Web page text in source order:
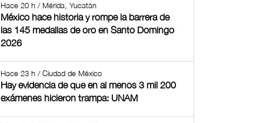
Hace 20 h / Mérida, Yucatán
México hace historia y rompe la barrera de
las 145 medallas de oro en Santo Domingo
2026
Hace 23 h / Ciudad de México
Hay evidencia de que en al menos 3 mil 200
exámenes hicieron trampa: UNAM